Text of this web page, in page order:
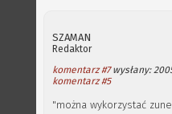
SZAMAN
Redaktor
komentarz #7wysłany:
komentarz #5
"można wykorzystać